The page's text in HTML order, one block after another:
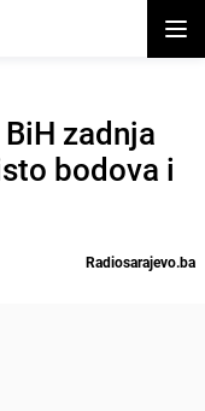
zadnja
bodova i
Radiosarajevo.ba